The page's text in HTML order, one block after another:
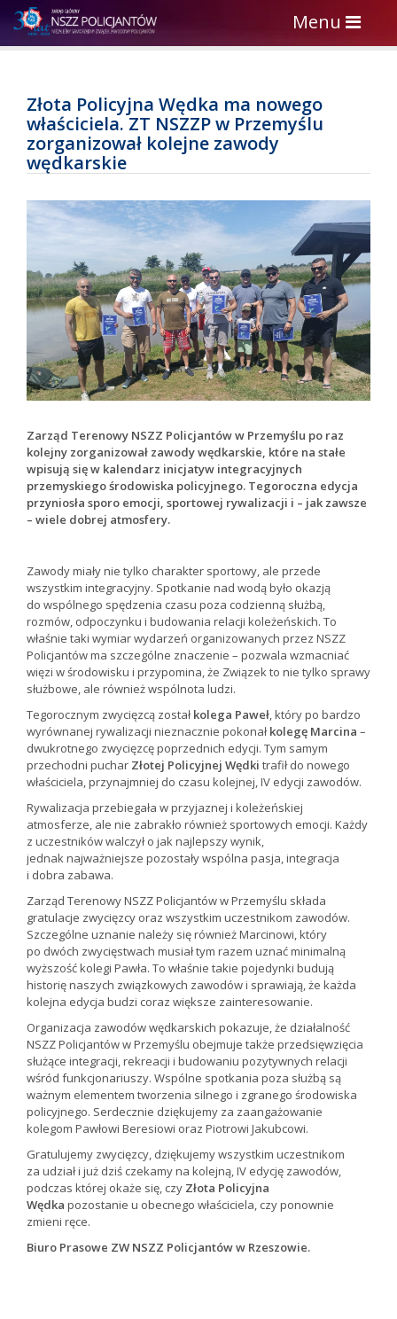
Toggle
navigation
Menu
Złota Policyjna Wędka ma nowego
właściciela. ZT NSZZP w Przemyślu
zorganizował kolejne zawody
wędkarskie
Zarząd Terenowy NSZZ Policjantów w Przemyślu po raz
kolejny zorganizował zawody wędkarskie, które na stałe
wpisują się w kalendarz inicjatyw integracyjnych
przemyskiego środowiska policyjnego. Tegoroczna edycja
przyniosła sporo emocji, sportowej rywalizacji i – jak zawsze
– wiele dobrej atmosfery.
Zawody miały nie tylko charakter sportowy, ale przede
wszystkim integracyjny. Spotkanie nad wodą było okazją
do wspólnego spędzenia czasu poza codzienną służbą,
rozmów, odpoczynku i budowania relacji koleżeńskich. To
właśnie taki wymiar wydarzeń organizowanych przez NSZZ
Policjantów ma szczególne znaczenie – pozwala wzmacniać
więzi w środowisku i przypomina, że Związek to nie tylko sprawy
służbowe, ale również wspólnota ludzi.
Tegorocznym zwycięzcą zostałkolega Paweł, który po bardzo
wyrównanej rywalizacji nieznacznie pokonałkolegę Marcina –
dwukrotnego zwycięzcę poprzednich edycji. Tym samym
przechodni puchar Złotej Policyjnej Wędki trafił do nowego
właściciela, przynajmniej do czasu kolejnej, IV edycji zawodów.
Rywalizacja przebiegała w przyjaznej i koleżeńskiej
atmosferze, ale nie zabrakło również sportowych emocji. Każdy
z uczestników walczył o jak najlepszy wynik,
jednak najważniejsze pozostały wspólna pasja, integracja
i dobra zabawa.
Zarząd Terenowy NSZZ Policjantów w Przemyślu składa
gratulacje zwycięzcy oraz wszystkim uczestnikom zawodów.
Szczególne uznanie należy się również Marcinowi, który
po dwóch zwycięstwach musiał tym razem uznać minimalną
wyższość kolegi Pawła. To właśnie takie pojedynki budują
historię naszych związkowych zawodów i sprawiają, że każda
kolejna edycja budzi coraz większe zainteresowanie.
Organizacja zawodów wędkarskich pokazuje, że działalność
NSZZ Policjantów w Przemyślu obejmuje także przedsięwzięcia
służące integracji, rekreacji i budowaniu pozytywnych relacji
wśród funkcjonariuszy. Wspólne spotkania poza służbą są
ważnym elementem tworzenia silnego i zgranego środowiska
policyjnego. Serdecznie dziękujemy za zaangażowanie
kolegom Pawłowi Beresiowi oraz Piotrowi Jakubcowi.
Gratulujemy zwycięzcy, dziękujemy wszystkim uczestnikom
za udział i już dziś czekamy na kolejną, IV edycję zawodów,
podczas której okaże się, czy Złota Policyjna
Wędka pozostanie u obecnego właściciela, czy ponownie
zmieni ręce.
Biuro Prasowe ZW NSZZ Policjantów w Rzeszowie.